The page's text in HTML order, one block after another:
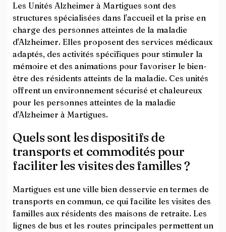
Les Unités Alzheimer à Martigues sont des
structures spécialisées dans l'accueil et la prise en
charge des personnes atteintes de la maladie
d'Alzheimer. Elles proposent des services médicaux
adaptés, des activités spécifiques pour stimuler la
mémoire et des animations pour favoriser le bien-
être des résidents atteints de la maladie. Ces unités
offrent un environnement sécurisé et chaleureux
pour les personnes atteintes de la maladie
d'Alzheimer à Martigues.
Quels sont les dispositifs de
transports et commodités pour
faciliter les visites des familles ?
Martigues est une ville bien desservie en termes de
transports en commun, ce qui facilite les visites des
familles aux résidents des maisons de retraite. Les
lignes de bus et les routes principales permettent un